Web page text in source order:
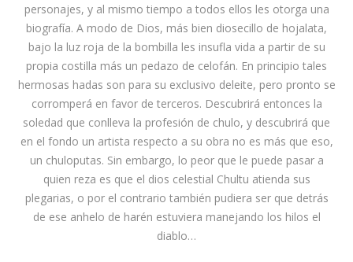
personajes, y al mismo tiempo a todos ellos les otorga una
biografía. A modo de Dios, más bien diosecillo de hojalata,
bajo la luz roja de la bombilla les insufla vida a partir de su
propia costilla más un pedazo de celofán. En principio tales
hermosas hadas son para su exclusivo deleite, pero pronto se
corromperá en favor de terceros. Descubrirá entonces la
soledad que conlleva la profesión de chulo, y descubrirá que
en el fondo un artista respecto a su obra no es más que eso,
un chuloputas. Sin embargo, lo peor que le puede pasar a
quien reza es que el dios celestial Chultu atienda sus
plegarias, o por el contrario también pudiera ser que detrás
de ese anhelo de harén estuviera manejando los hilos el
diablo…